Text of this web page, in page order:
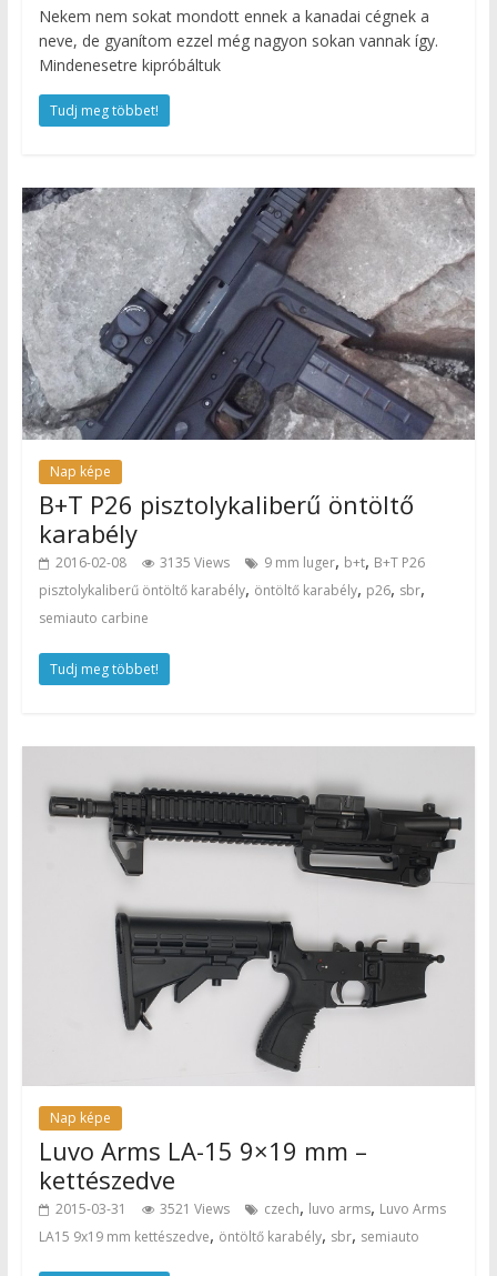
Nekem nem sokat mondott ennek a kanadai cégnek a
neve, de gyanítom ezzel még nagyon sokan vannak így.
Mindenesetre kipróbáltuk
Tudj meg többet!
Nap képe
B+T P26 pisztolykaliberű öntöltő
karabély
2016-02-08 3135 Views 9 mm luger, b+t, B+T P26
pisztolykaliberű öntöltő karabély, öntöltő karabély, p26, sbr,
semiauto carbine
Tudj meg többet!
Nap képe
Luvo Arms LA-15 9×19 mm –
kettészedve
2015-03-31 3521 Views czech, luvo arms, Luvo Arms
LA15 9x19 mm kettészedve, öntöltő karabély, sbr, semiauto